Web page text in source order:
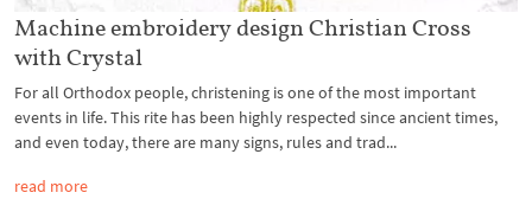
Machine embroidery design Christian Cross
with Crystal
For all Orthodox people, christening is one of the most important
events in life. This rite has been highly respected since ancient times,
and even today, there are many signs, rules and trad...
read more